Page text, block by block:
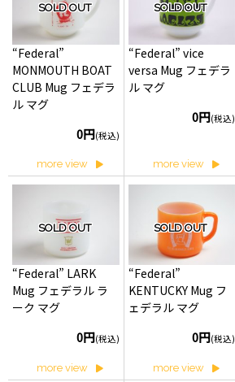
SOLD OUT
“Federal”
MONMOUTH BOAT
CLUB Mug フェデラ
ル マグ
0円(税込)
more view
SOLD OUT
“Federal” vice
versa Mug フェデラ
ル マグ
0円(税込)
more view
SOLD OUT
“Federal” LARK
Mug フェデラル ラ
ーク マグ
0円(税込)
more view
SOLD OUT
“Federal”
KENTUCKY Mug フ
ェデラル マグ
0円(税込)
more view